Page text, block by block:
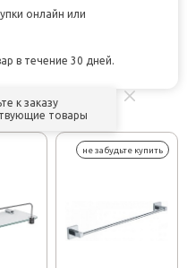
онлайн или
в течение 30 дней.
к заказу
товары